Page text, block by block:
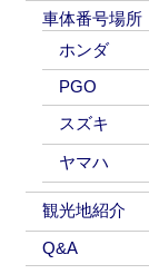
車体番号場所
ホンダ
PGO
スズキ
ヤマハ
観光地紹介
Q&A